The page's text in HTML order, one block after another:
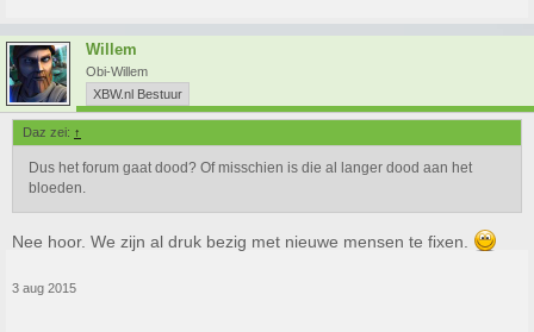
Willem
Obi-Willem
XBW.nl Bestuur
Daz zei: ↑
Dus het forum gaat dood? Of misschien is die al langer dood aan het
bloeden.
Nee hoor. We zijn al druk bezig met nieuwe mensen te fixen.
3 aug 2015